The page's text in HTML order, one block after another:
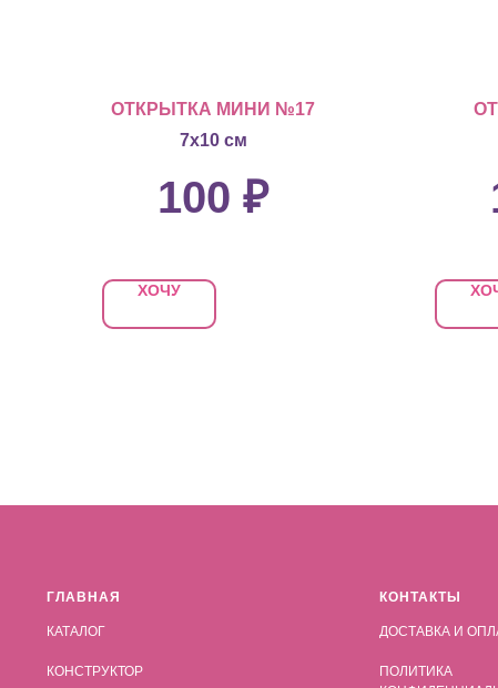
ОТКРЫТКА МИНИ №17
7х10 см
100 ₽
ХОЧУ
ГЛАВНАЯ
КАТАЛОГ
КОНСТРУКТОР
КОНТАКТЫ
ДОСТАВКА И
ПОЛИТИКА